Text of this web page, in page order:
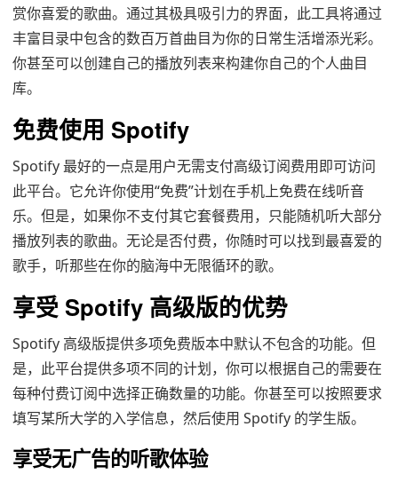
赏你喜爱的歌曲。通过其极具吸引力的界面，此工具将通过
丰富目录中包含的数百万首曲目为你的日常生活增添光彩。
你甚至可以创建自己的播放列表来构建你自己的个人曲目
库。
免费使用 Spotify
Spotify 最好的一点是用户无需支付高级订阅费用即可访问
此平台。它允许你使用“免费”计划在手机上免费在线听音
乐。但是，如果你不支付其它套餐费用，只能随机听大部分
播放列表的歌曲。无论是否付费，你随时可以找到最喜爱的
歌手，听那些在你的脑海中无限循环的歌。
享受 Spotify 高级版的优势
Spotify 高级版提供多项免费版本中默认不包含的功能。但
是，此平台提供多项不同的计划，你可以根据自己的需要在
每种付费订阅中选择正确数量的功能。你甚至可以按照要求
填写某所大学的入学信息，然后使用 Spotify 的学生版。
享受无广告的听歌体验